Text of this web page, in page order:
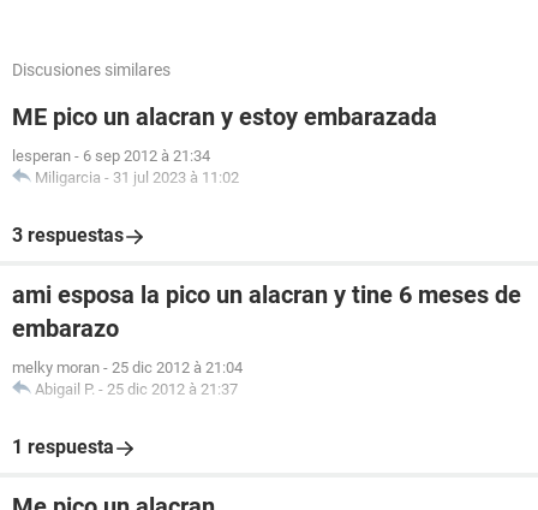
Discusiones similares
ME pico un alacran y estoy embarazada
lesperan - 6 sep 2012 à 21:34
Miligarcia - 31 jul 2023 à 11:02
3 respuestas
ami esposa la pico un alacran y tine 6 meses de
embarazo
melky moran - 25 dic 2012 à 21:04
Abigail P. - 25 dic 2012 à 21:37
1 respuesta